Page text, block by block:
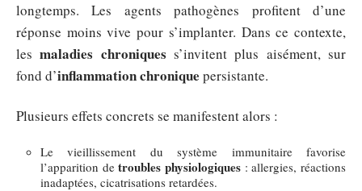
longtemps. Les agents pathogènes profitent d’une
réponse moins vive pour s’implanter. Dans ce contexte,
lesmaladies chroniques s’invitent plus aisément, sur
fond d’inflammation chronique persistante.
Plusieurs effets concrets se manifestent alors :
Le vieillissement du système immunitaire favorise
l’apparition detroubles physiologiques : allergies, réactions
inadaptées, cicatrisations retardées.